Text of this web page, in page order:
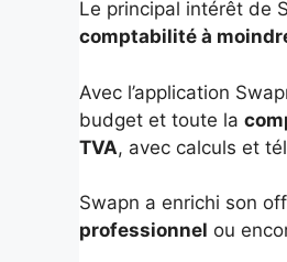
Le principal intérêt de
comptabilité à
Avec l’application
budget et toute la
TVA, avec calculs et
Swapn a enrichi son
professionnel ou